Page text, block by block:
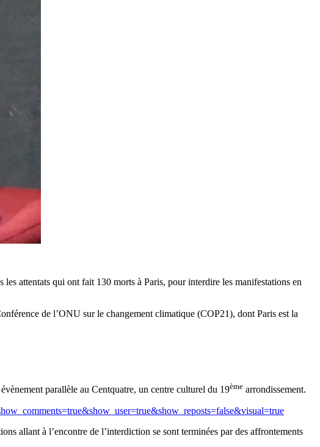
attentats qui ont fait 130 morts à Paris, pour interdire les manifestations en
de l’ONU sur le changement climatique (COP21), dont Paris est la
parallèle au Centquatre, un centre culturel du 19ème arrondissement.
allant à l’encontre de l’interdiction se sont terminées par des affrontements